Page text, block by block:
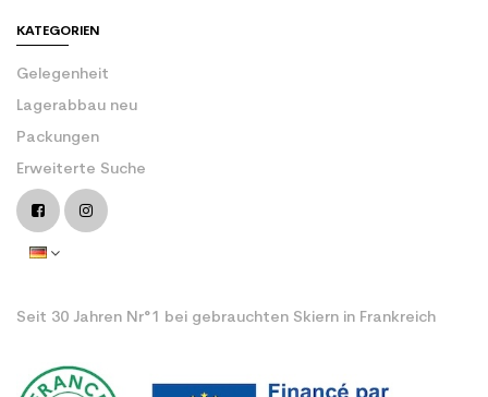
KATEGORIEN
Gelegenheit
Lagerabbau neu
Packungen
Erweiterte Suche
Seit 30 Jahren Nr°1 bei gebrauchten Skiern in Frankreich